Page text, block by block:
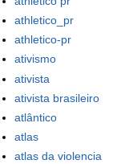
athletico_pr
athletico-pr
ativismo
ativista
ativista brasileiro
atlântico
atlas
atlas da violencia